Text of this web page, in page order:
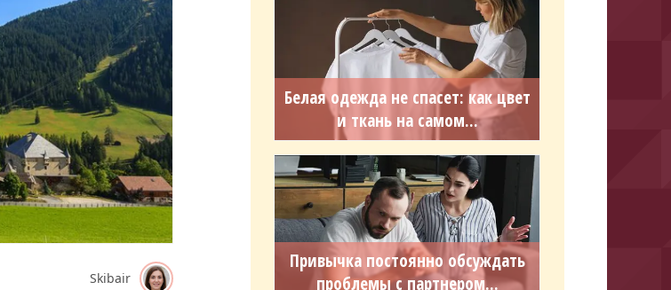
Skibair
Белая одежда не спасет: как цвет
и ткань на самом...
Привычка постоянно обсуждать
проблемы с партнером...